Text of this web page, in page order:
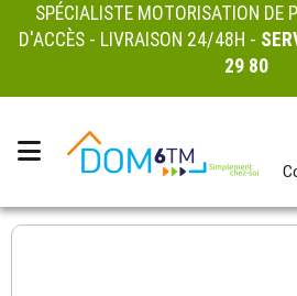
SPÉCIALISTE MOTORISATION DE
D'ACCÈS - LIVRAISON 24/48H -
29 80